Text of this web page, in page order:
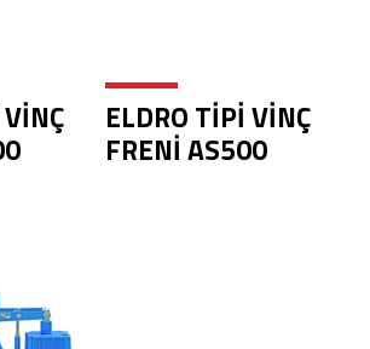
ELDRO TİPİ VİNÇ
FRENİ AS500